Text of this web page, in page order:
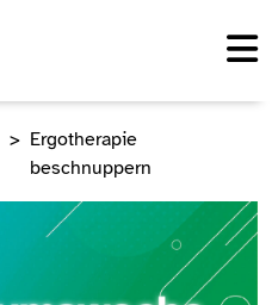
Ergotherapie
beschnuppern